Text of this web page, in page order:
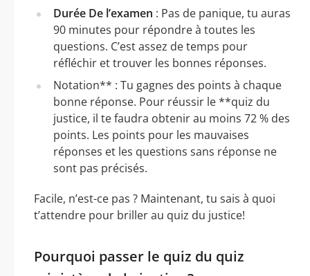
Durée De l’examen : Pas de panique, tu auras
90 minutes pour répondre à toutes les
questions. C’est assez de temps pour
réfléchir et trouver les bonnes réponses.
Notation** : Tu gagnes des points à chaque
bonne réponse. Pour réussir le **quiz du
justice, il te faudra obtenir au moins 72 % des
points. Les points pour les mauvaises
réponses et les questions sans réponse ne
sont pas précisés.
Facile, n’est-ce pas ? Maintenant, tu sais à quoi
t’attendre pour briller au quiz du justice!
Pourquoi passer le quiz du quiz